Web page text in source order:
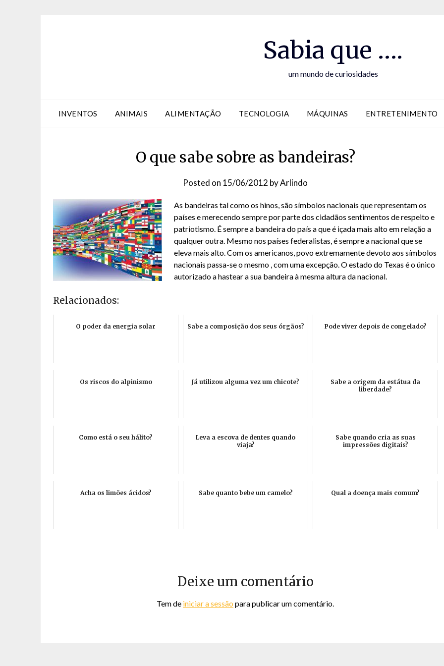
Sabia que ….
um mundo de curiosidades
INVENTOS ANIMAIS ALIMENTAÇÃO TECNOLOGIA MÁQUINAS ENTRETENIMENTO
O que sabe sobre as bandeiras?
Posted on 15/06/2012 byArlindo
As bandeiras tal como os hinos, são símbolos nacionais que representam os
países e merecendo sempre por parte dos cidadãos sentimentos de respeito e
patriotismo. É sempre a bandeira do país a que é içada mais alto em relação a
qualquer outra. Mesmo nos países federalistas, é sempre a nacional que se
eleva mais alto. Com os americanos, povo extremamente devoto aos símbolos
nacionais passa-se o mesmo , com uma excepção. O estado do Texas é o único
autorizado a hastear a sua bandeira à mesma altura da nacional.
Relacionados:
O poder da energia solar Sabe a composição dos seus órgãos? Pode viver depois de congelado?
Os riscos do alpinismo Já utilizou alguma vez um chicote?
Sabe a origem da estátua da
liberdade?
Como está o seu hálito?
Leva a escova de dentes quando
viaja?
Sabe quando cria as suas
impressões digitais?
Acha os limões ácidos? Sabe quanto bebe um camelo? Qual a doença mais comum?
Deixe um comentário
Tem de iniciar a sessão para publicar um comentário.